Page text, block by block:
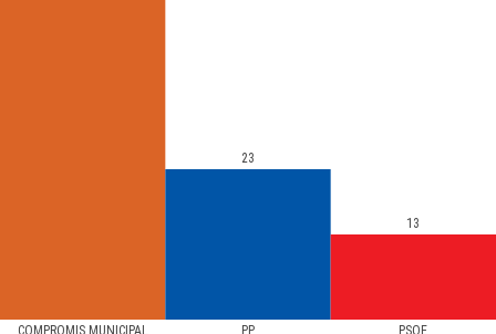
COMPROMIS MUNICIPAL PP PSOE
23
13